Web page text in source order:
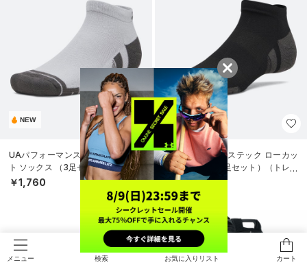
メニュー 検索 お気に入りリスト カート
NEW
UAパフォーマンステック ローカッ
ト ソックス （3足セット）（トレー
ニング/UNISEX）
￥1,760
NEW
UAパフォーマンステック ローカッ
ト ソックス （3足セット）（トレー
ニング/UNISEX）
￥1,760